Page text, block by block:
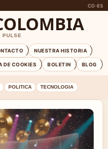
CO-ES
PULSE
NUESTRA HISTORIA
DE COOKIES BOLETIN BLOG
POLITICA TECNOLOGIA